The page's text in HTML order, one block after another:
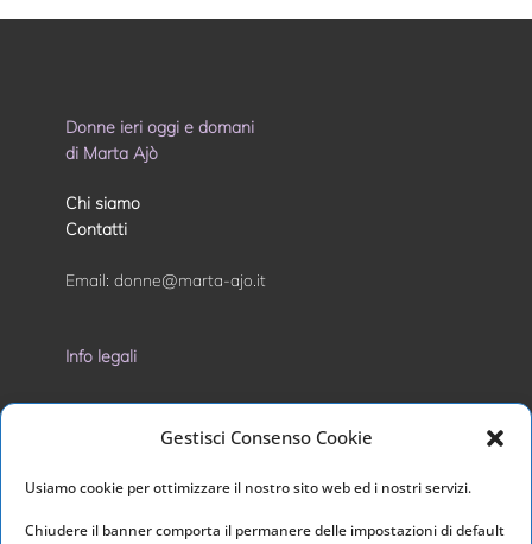
Gestisci Consenso Cookie
Usiamo cookie per ottimizzare il nostro sito web ed i nostri servizi.
Chiudere il banner comporta il permanere delle impostazioni di default
Donne ieri oggi e domani
di Marta Ajò
Chi siamo
Contatti
Email: donne@marta-ajo.it
Info legali
Privacy Policy
Cookie Policy